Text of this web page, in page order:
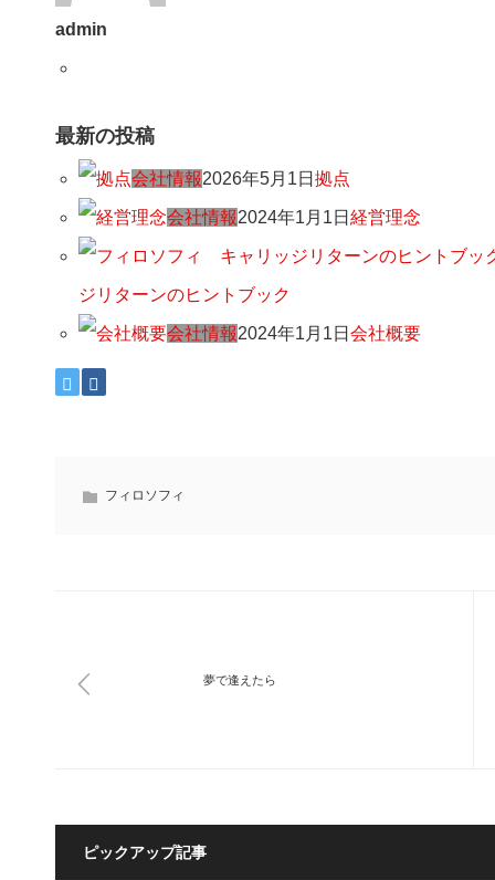
admin
最新の投稿
会社情報2026年5月1日 拠点
会社情報2024年1月1日 経営理念
ジリターンのヒントブック
会社情報2024年1月1日 会社概要
フィロソフィ
夢で逢えたら
ピックアップ記事